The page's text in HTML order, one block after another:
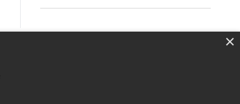
×